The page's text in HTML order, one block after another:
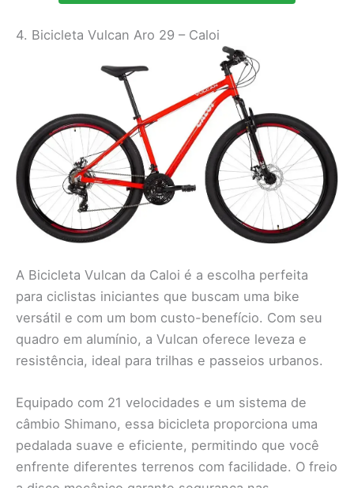
4. Bicicleta Vulcan Aro 29 – Caloi
A Bicicleta Vulcan da Caloi é a escolha perfeita
para ciclistas iniciantes que buscam uma bike
versátil e com um bom custo-benefício. Com seu
quadro em alumínio, a Vulcan oferece leveza e
resistência, ideal para trilhas e passeios urbanos.
Equipado com 21 velocidades e um sistema de
câmbio Shimano, essa bicicleta proporciona uma
pedalada suave e eficiente, permitindo que você
enfrente diferentes terrenos com facilidade. O freio